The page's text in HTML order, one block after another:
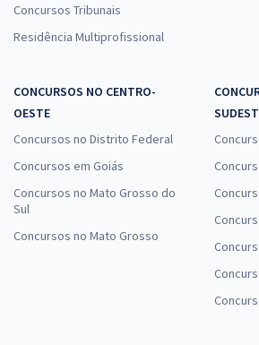
Concursos Tribunais
Residência Multiprofissional
CONCURSOS NO CENTRO-
OESTE
Concursos no Distrito Federal
Concursos em Goiás
Concursos no Mato Grosso do
Sul
Concursos no Mato Grosso